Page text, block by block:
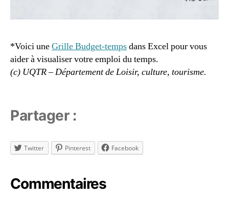
*Voici uneGrille Budget-tempsdans Excel pour vous
aider à visualiser votre emploi du temps.
(c) UQTR – Département de Loisir, culture, tourisme.
Partager :
Twitter Pinterest Facebook
Commentaires
t
o
n
z
o
ai
r
e